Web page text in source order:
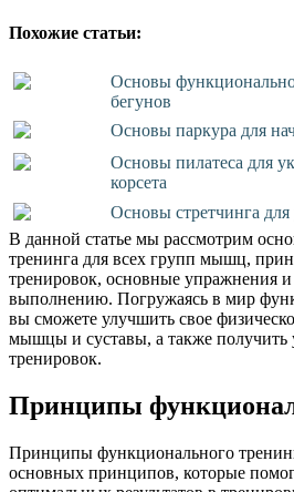
Похожие статьи:
Основы
бегунов
Основы паркура для
Основы пилатеса для
корсета
Основы стретчинга
В данной статье мы рассмотрим
тренинга для всех групп мышц,
тренировок, основные упражнения
выполнению. Погружаясь в мир
вы сможете улучшить свое
мышцы и суставы, а также получить
тренировок.
Принципы
Принципы функционального
основных принципов, которые